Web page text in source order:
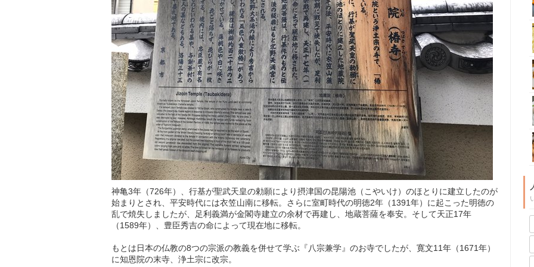
神亀3年（726年）、行基が聖武天皇の勅願により摂津国の昆陽池（こやいけ）のほとりに建立したのが
始まりとされ、平安時代には衣笠山南に移転。さらに室町時代の明徳2年（1391年）に起こった明徳の
乱で焼失しましたが、足利義満が金閣寺建立の余材で再建し、地蔵菩薩を奉安。そして天正17年
（1589年）、豊臣秀吉の命によって現在地に移転。
もとは日本の仏教の8つの宗派の教義を併せて学ぶ『八宗兼学』のお寺でしたが、寛文11年（1671年）
に知恩院の末寺、浄土宗に改宗。